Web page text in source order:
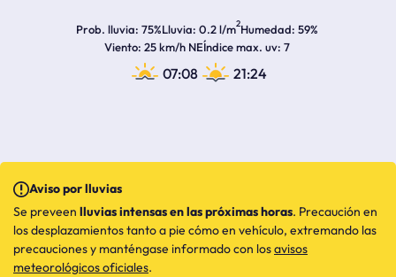
Prob. lluvia 75%Lluvia 0.2 l/m2Humedad 59%
Viento 25 km/h NEÍndice max. uv 7
07:08 21:24
Aviso por lluvias
Se preveen lluvias intensas en las próximas horas. Precaución en
los desplazamientos tanto a pie cómo en vehículo, extremando las
precauciones y manténgase informado con losavisos
meteorológicos oficiales.